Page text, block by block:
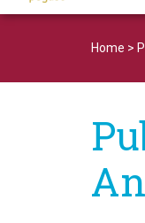
Home >